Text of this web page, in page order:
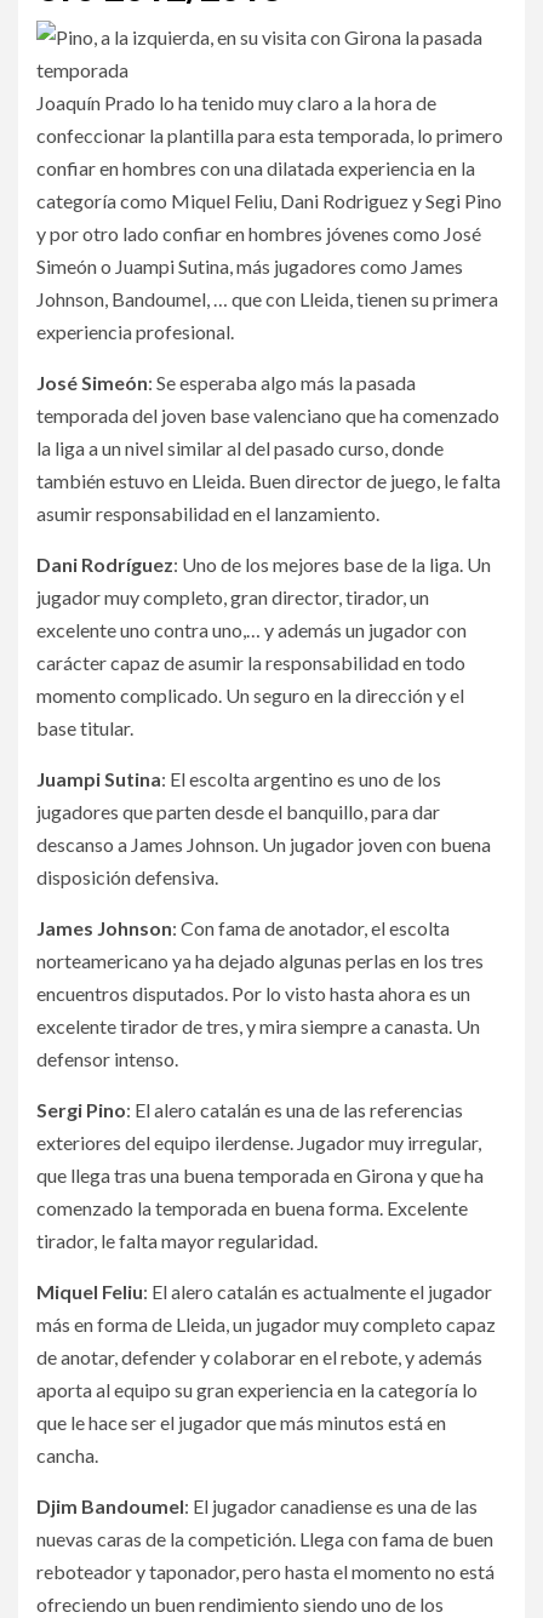
Joaquín Prado lo ha tenido muy claro a la hora de
confeccionar la plantilla para esta temporada, lo primero
confiar en hombres con una dilatada experiencia en la
categoría como Miquel Feliu, Dani Rodriguez y Segi Pino
y por otro lado confiar en hombres jóvenes como José
Simeón o Juampi Sutina, más jugadores como James
Johnson, Bandoumel, … que con Lleida, tienen su primera
experiencia profesional.
José Simeón: Se esperaba algo más la pasada
temporada del joven base valenciano que ha comenzado
la liga a un nivel similar al del pasado curso, donde
también estuvo en Lleida. Buen director de juego, le falta
asumir responsabilidad en el lanzamiento.
Dani Rodríguez: Uno de los mejores base de la liga. Un
jugador muy completo, gran director, tirador, un
excelente uno contra uno,… y además un jugador con
carácter capaz de asumir la responsabilidad en todo
momento complicado. Un seguro en la dirección y el
base titular.
Juampi Sutina: El escolta argentino es uno de los
jugadores que parten desde el banquillo, para dar
descanso a James Johnson. Un jugador joven con buena
disposición defensiva.
James Johnson: Con fama de anotador, el escolta
norteamericano ya ha dejado algunas perlas en los tres
encuentros disputados. Por lo visto hasta ahora es un
excelente tirador de tres, y mira siempre a canasta. Un
defensor intenso.
Sergi Pino: El alero catalán es una de las referencias
exteriores del equipo ilerdense. Jugador muy irregular,
que llega tras una buena temporada en Girona y que ha
comenzado la temporada en buena forma. Excelente
tirador, le falta mayor regularidad.
Miquel Feliu: El alero catalán es actualmente el jugador
más en forma de Lleida, un jugador muy completo capaz
de anotar, defender y colaborar en el rebote, y además
aporta al equipo su gran experiencia en la categoría lo
que le hace ser el jugador que más minutos está en
cancha.
Djim Bandoumel: El jugador canadiense es una de las
nuevas caras de la competición. Llega con fama de buen
reboteador y taponador, pero hasta el momento no está
ofreciendo un buen rendimiento siendo uno de los